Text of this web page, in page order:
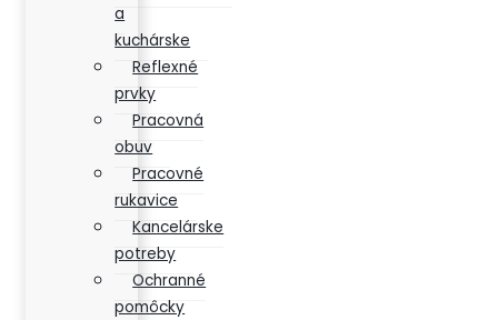
a
kuchárske
Reflexné
prvky
Pracovná
obuv
Pracovné
rukavice
Kancelárske
potreby
Ochranné
pomôcky